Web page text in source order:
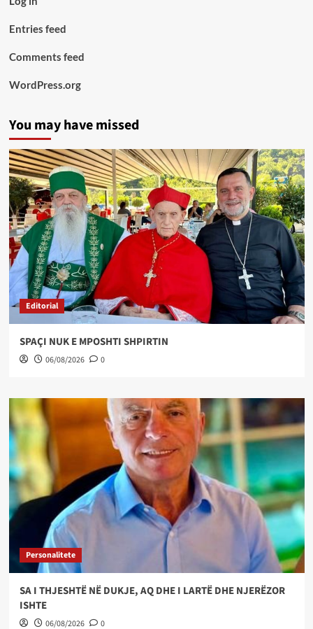
Entries feed
Comments feed
WordPress.org
You may have missed
Editorial
SPAÇI NUK E MPOSHTI SHPIRTIN
06/08/2026 0
Personalitete
SA I THJESHTË NË DUKJE, AQ DHE I LARTË DHE NJERËZOR
ISHTE
06/08/2026 0